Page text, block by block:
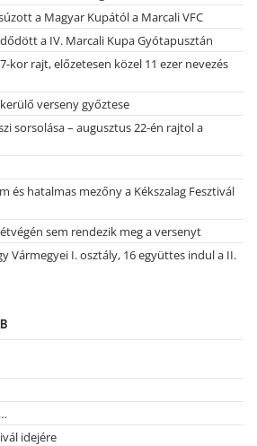
a Magyar Kupától a Marcali VFC
a IV. Marcali Kupa Gyótapusztán
kor rajt, előzetesen közel 11 ezer nevezés
verseny győztese
sorsolása – augusztus 22-én rajtol a
és hatalmas mezőny a Kékszalag Fesztivál
sem rendezik meg a versenyt
Vármegyei I. osztály, 16 együttes indul a II.
idejére